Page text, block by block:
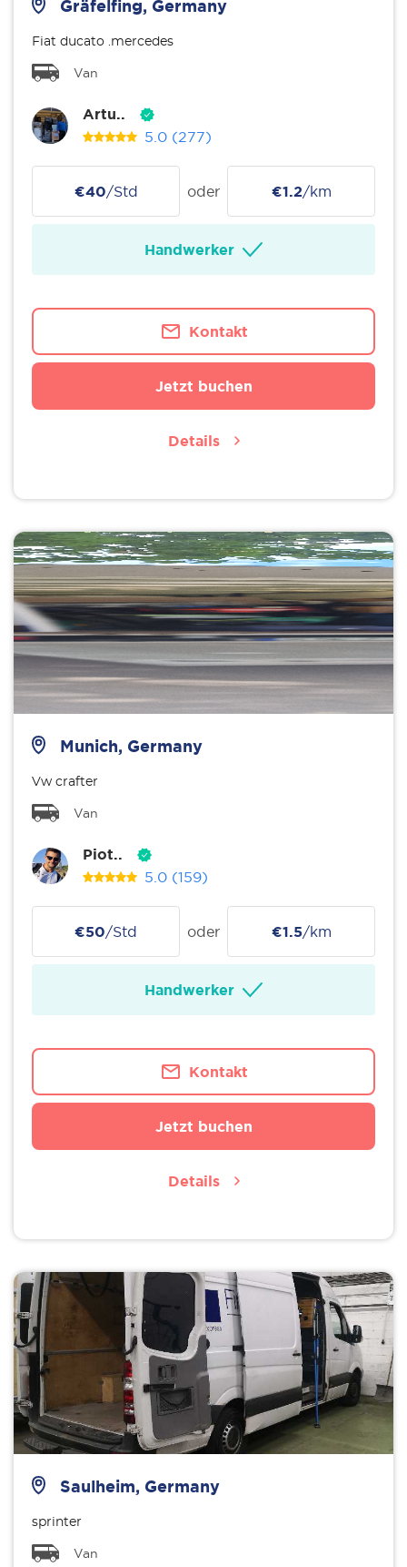
Gräfelfing, Germany
Fiat ducato .mercedes
Van
Artu..
5.0 (277)
€40/Std oder €1.2/km
Handwerker
Kontakt
Jetzt buchen
Details
Munich, Germany
Vw crafter
Van
Piot..
5.0 (159)
€50/Std oder €1.5/km
Handwerker
Kontakt
Jetzt buchen
Details
Saulheim, Germany
sprinter
Van